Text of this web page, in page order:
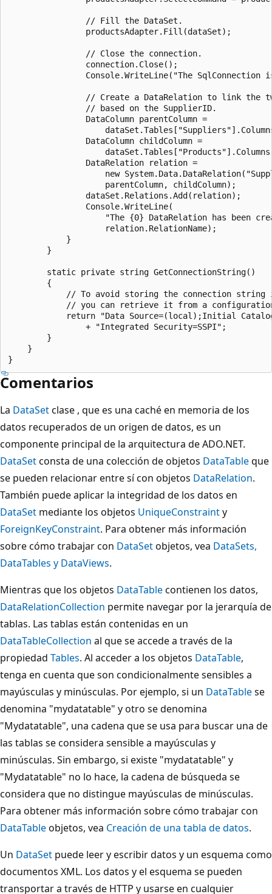
                // Fill the DataSet.
                productsAdapter.Fill(dataSet);
                // Close the connection.
                connection.Close();
Console.WriteLine("The SqlConnection
// Create a DataRelation to link the
                // based on the SupplierID.
                DataColumn parentColumn =
                DataColumn childColumn =
                DataRelation relation =
new
                    parentColumn, childColumn);
                dataSet.Relations.Add(relation);
                Console.WriteLine(
"The {0} DataRelation has been
                    relation.RelationName);
            }
        }
        static private string GetConnectionString()
        {
// To avoid storing the connection string
// you can retrieve it from a
return "Data Source=(local);Initial
                + "Integrated Security=SSPI";
        }
    }
Comentarios
La DataSetclase , que es una caché en memoria de los
datos recuperados de un origen de datos, es un
componente principal de la arquitectura de ADO.NET.
DataSetconsta de una colección de objetos DataTableque
se pueden relacionar entre sí con objetos DataRelation.
También puede aplicar la integridad de los datos en
DataSet mediante los objetos UniqueConstrainty
ForeignKeyConstraint. Para obtener más información
sobre cómo trabajar con DataSetobjetos, vea DataSets,
DataTables y DataViews.
Mientras que los objetos DataTablecontienen los datos,
DataRelationCollection permite navegar por la jerarquía de
tablas. Las tablas están contenidas en un
DataTableCollection al que se accede a través de la
propiedad Tables. Al acceder a los objetos DataTable,
tenga en cuenta que son condicionalmente sensibles a
mayúsculas y minúsculas. Por ejemplo, si un DataTablese
denomina "mydatatable" y otro se denomina
"Mydatatable", una cadena que se usa para buscar una de
las tablas se considera sensible a mayúsculas y
minúsculas. Sin embargo, si existe "mydatatable" y
"Mydatatable" no lo hace, la cadena de búsqueda se
considera que no distingue mayúsculas de minúsculas.
Para obtener más información sobre cómo trabajar con
DataTableobjetos, vea Creación de una tabla de datos.
Un DataSet puede leer y escribir datos y un esquema como
documentos XML. Los datos y el esquema se pueden
transportar a través de HTTP y usarse en cualquier